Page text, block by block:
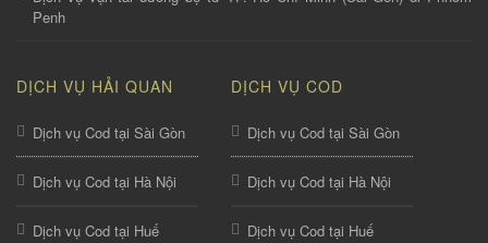
Penh
DỊCH VỤ HẢI QUAN
Dịch vụ Cod tại Sài Gòn
Dịch vụ Cod tại Hà Nội
Dịch vụ Cod tại Huế
DỊCH VỤ COD
Dịch vụ Cod tại Sài Gòn
Dịch vụ Cod tại Hà Nội
Dịch vụ Cod tại Huế